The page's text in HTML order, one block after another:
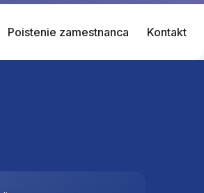
Poistenie zamestnanca Kontakt